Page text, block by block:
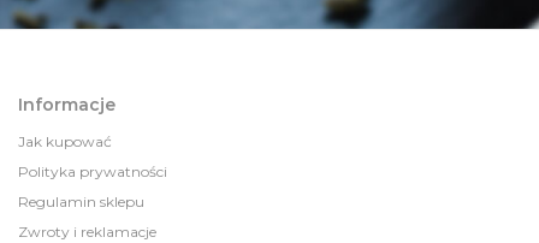
Informacje
Jak kupować
Polityka prywatności
Regulamin sklepu
Zwroty i reklamacje